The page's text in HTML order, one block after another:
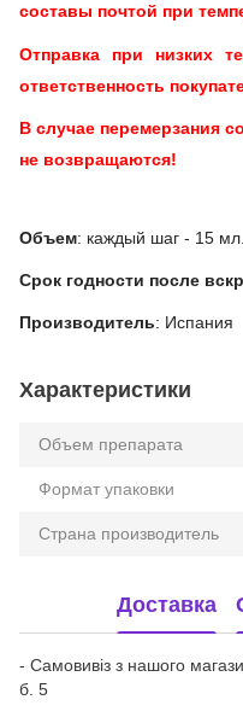
составы почтой при
Отправка при низких
ответственность
В случае перемерзания
не возвращаются!
Объем: каждый шаг - 15 мл.
Срок годности после
Производитель: Испания
Характеристики
Объем препарата
Формат упаковки
Страна производитель
Доставка
- Самовивіз з нашого
б. 5